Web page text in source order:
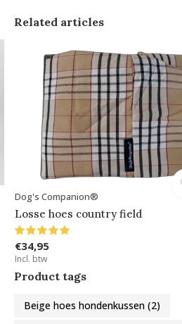
Related articles
Dog's Companion®
Losse hoes country field
€34,95
Incl. btw
Product tags
Beige hoes hondenkussen (2)